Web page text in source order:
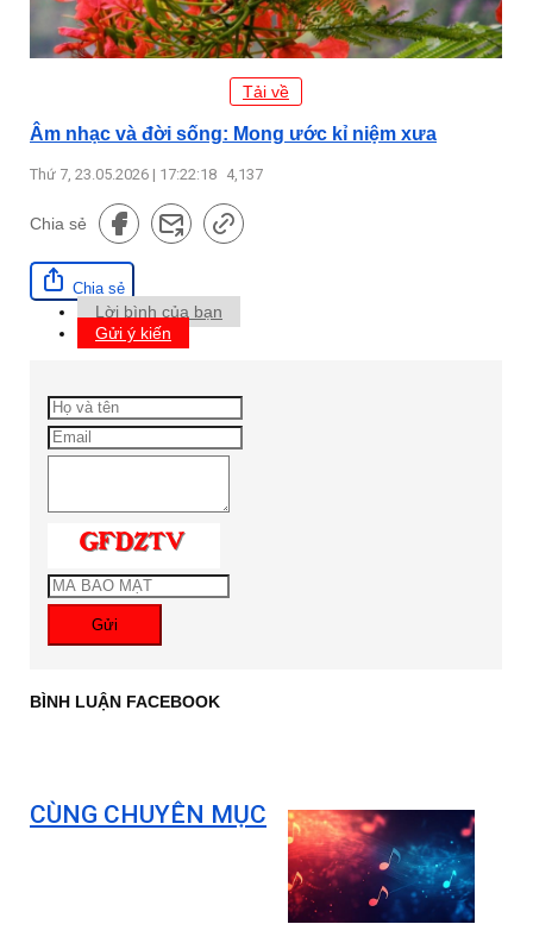
Tải về
Âm nhạc và đời sống: Mong ước kỉ niệm xưa
Thứ 7, 23.05.2026 | 17:22:18 4,137
Chia sẻ
Chia sẻ
Lời bình của bạn
Gửi ý kiến
Gửi
BÌNH LUẬN FACEBOOK
CÙNG CHUYÊN MỤC